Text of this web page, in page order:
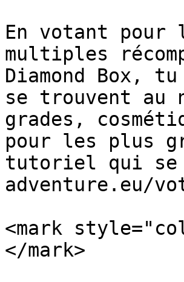
En votant pour
multiples
Diamond Box,
se trouvent au
grades,
pour les plus
tutoriel qui
adventure.eu/
<mark
</mark>